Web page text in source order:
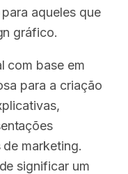
aqueles que
gráfico.
com base em
para a criação
marketing.
significar um